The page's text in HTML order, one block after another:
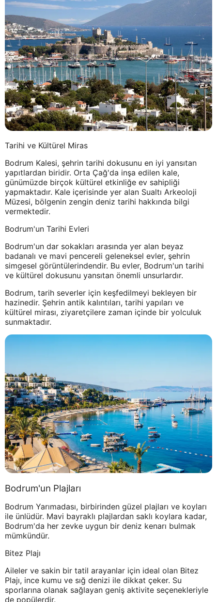
Tarihi ve Kültürel Miras
Bodrum Kalesi, şehrin tarihi dokusunu en iyi yansıtan
yapıtlardan biridir. Orta Çağ'da inşa edilen kale,
günümüzde birçok kültürel etkinliğe ev sahipliği
yapmaktadır. Kale içerisinde yer alan Sualtı Arkeoloji
Müzesi, bölgenin zengin deniz tarihi hakkında bilgi
vermektedir.
Bodrum'un Tarihi Evleri
Bodrum'un dar sokakları arasında yer alan beyaz
badanalı ve mavi pencereli geleneksel evler, şehrin
simgesel görüntülerindendir. Bu evler, Bodrum'un tarihi
ve kültürel dokusunu yansıtan önemli unsurlardır.
Bodrum, tarih severler için keşfedilmeyi bekleyen bir
hazinedir. Şehrin antik kalıntıları, tarihi yapıları ve
kültürel mirası, ziyaretçilere zaman içinde bir yolculuk
sunmaktadır.
Bodrum'un Plajları
Bodrum Yarımadası, birbirinden güzel plajları ve koyları
ile ünlüdür. Mavi bayraklı plajlardan saklı koylara kadar,
Bodrum'da her zevke uygun bir deniz kenarı bulmak
mümkündür.
Bitez Plajı
Aileler ve sakin bir tatil arayanlar için ideal olan Bitez
Plajı, ince kumu ve sığ denizi ile dikkat çeker. Su
sporlarına olanak sağlayan geniş aktivite seçenekleriyle
de popülerdir.